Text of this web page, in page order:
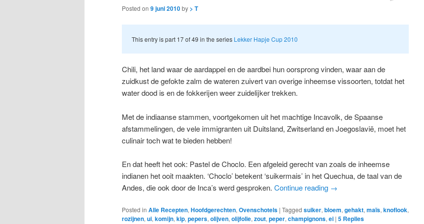
Posted on 9 juni 2010by > T
This entry is part 17 of 49 in the series Lekker Hapje Cup 2010
Chili, het land waar de aardappel en de aardbei hun oorsprong vinden, waar aan de
zuidkust de gefokte zalm de wateren zuivert van overige inheemse vissoorten, totdat het
water dood is en de fokkerijen weer zuidelijker trekken.
Met de indiaanse stammen, voortgekomen uit het machtige Incavolk, de Spaanse
afstammelingen, de vele immigranten uit Duitsland, Zwitserland en Joegoslavië, moet het
culinair toch wat te bieden hebben!
En dat heeft het ook: Pastel de Choclo. Een afgeleid gerecht van zoals de inheemse
indianen het ooit maakten. ‘Choclo’ betekent ‘suikermais’ in het Quechua, de taal van de
Andes, die ook door de Inca’s werd gesproken. Continue reading →
Posted in Alle Recepten, Hoofdgerechten, Ovenschotels | Tagged suiker, bloem, gehakt, maïs, knoflook,
rozijnen, ui, komijn, kip, pepers, olijven, olijfolie, zout, peper, champignons, ei | 5 Replies